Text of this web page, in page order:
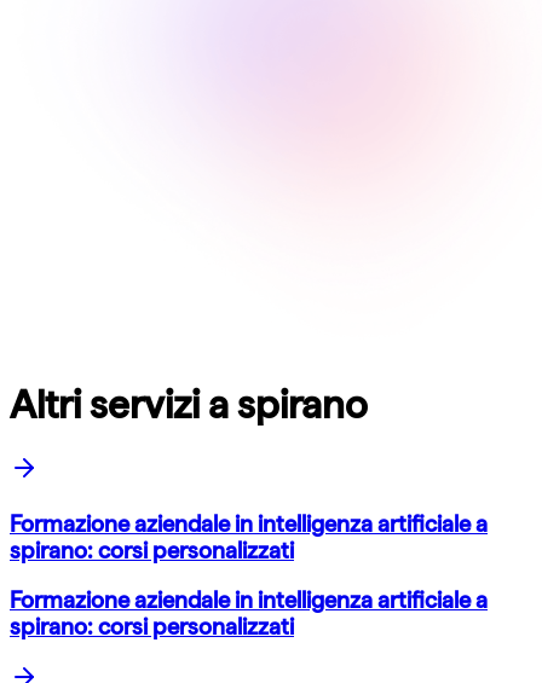
Altri servizi a spirano
Formazione aziendale in intelligenza artificiale a
spirano: corsi personalizzati
Formazione aziendale in intelligenza artificiale a
spirano: corsi personalizzati